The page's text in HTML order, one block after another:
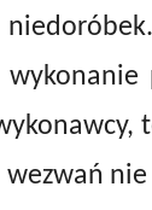
wykonanie
nie